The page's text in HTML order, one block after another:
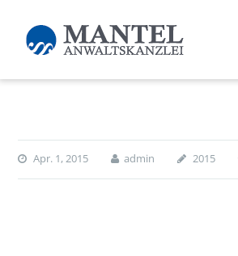
Apr. 1, 2015 admin 2015